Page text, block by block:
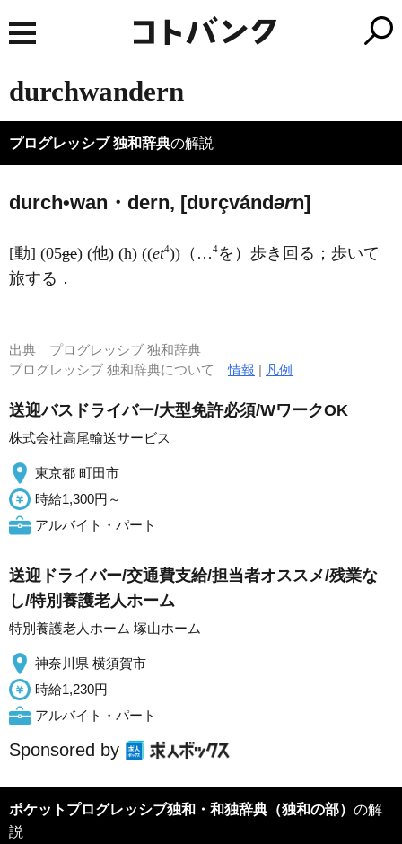
durchwandern
プログレッシブ 独和辞典の解説
durch•wan・dern, [dυrçvándərn]
[動] (05ge) (他) (h) ((et4))（…4を）歩き回る；歩いて
旅する．
出典 プログレッシブ 独和辞典
プログレッシブ 独和辞典について情報 | 凡例
送迎バスドライバー/大型免許必須/WワークOK
株式会社高尾輸送サービス
東京都 町田市
時給1,300円～
アルバイト・パート
送迎ドライバー/交通費支給/担当者オススメ/残業な
し/特別養護老人ホーム
特別養護老人ホーム 塚山ホーム
神奈川県 横須賀市
時給1,230円
アルバイト・パート
Sponsored by
ポケットプログレッシブ独和・和独辞典（独和の部） の解
説